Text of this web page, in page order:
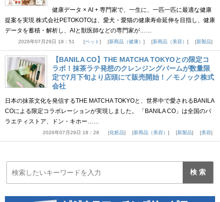
健康データ × AI + 専門家で、一生に、一匹一匹に最適な健康
提案を実現 株式会社PETOKOTOは、愛犬・愛猫の健康寿命延伸を目指し、健康
データを蓄積・解析し、AIと獣医師などの専門家が……
2026年07月29日 18：51 ペット 新商品（健康） 新商品（美容） 新製品
【BANILA CO】THE MATCHA TOKYOとの限定コ
ラボ！抹茶ラテ発想のクレンジングバームが数量限
定で7月下旬より店頭にて販売開始！／モノック株式
会社
日本の抹茶文化を発信するTHE MATCHA TOKYOと、世界中で愛されるBANILA
COによる限定コラボレーションが実現しました。 「BANILA CO」は全国のバ
ラエティストア、ドン・キホー……
2026年07月29日 18：28 化粧品 新商品（美容） 新製品 美容